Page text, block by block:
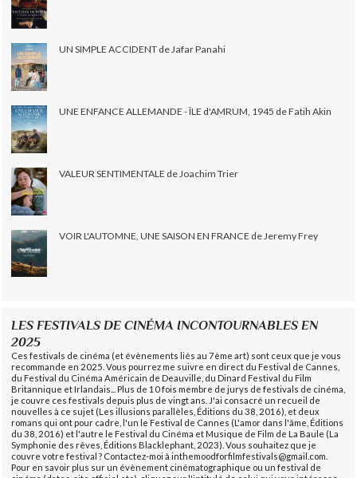
UN SIMPLE ACCIDENT de Jafar Panahi
UNE ENFANCE ALLEMANDE - ÎLE d'AMRUM, 1945 de Fatih Akin
VALEUR SENTIMENTALE de Joachim Trier
VOIR L'AUTOMNE, UNE SAISON EN FRANCE de Jeremy Frey
LES FESTIVALS DE CINÉMA INCONTOURNABLES EN
2025
Ces festivals de cinéma (et évènements liés au 7ème art) sont ceux que je vous
recommande en 2025. Vous pourrez me suivre en direct du Festival de Cannes,
du Festival du Cinéma Américain de Deauville, du Dinard Festival du Film
Britannique et Irlandais... Plus de 10 fois membre de jurys de festivals de cinéma,
je couvre ces festivals depuis plus de vingt ans. J'ai consacré un recueil de
nouvelles à ce sujet (Les illusions parallèles, Éditions du 38, 2016), et deux
romans qui ont pour cadre, l'un le Festival de Cannes (L'amor dans l'âme, Éditions
du 38, 2016) et l'autre le Festival du Cinéma et Musique de Film de La Baule (La
Symphonie des rêves, Éditions Blacklephant, 2023). Vous souhaitez que je
couvre votre festival ? Contactez-moi à inthemoodforfilmfestivals@gmail.com.
Pour en savoir plus sur un évènement cinématographique ou un festival de